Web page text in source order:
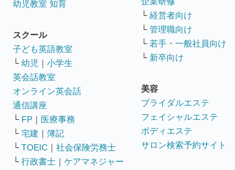
幼児教室 知育
スクール
子ども英語教室
└ 幼児 ｜ 小学生
英会話教室
オンライン英会話
通信講座
└ FP ｜ 医療事務
└ 宅建 ｜ 簿記
└ TOEIC ｜ 社会保険労務士
└ 行政書士 ｜ ケアマネジャー
└ 経営者向け
└ 管理職向け
└ 若手・一般社員向け
└ 新卒向け
美容
ブライダルエステ
フェイシャルエステ
ボディエステ
サロン検索予約サイト